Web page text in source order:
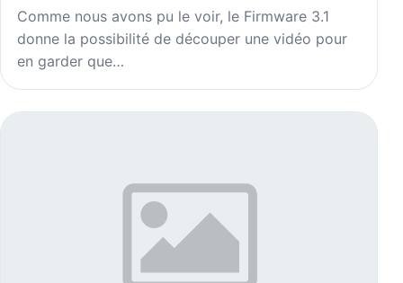
Comme nous avons pu le voir, le Firmware 3.1
donne la possibilité de découper une vidéo pour
en garder que…